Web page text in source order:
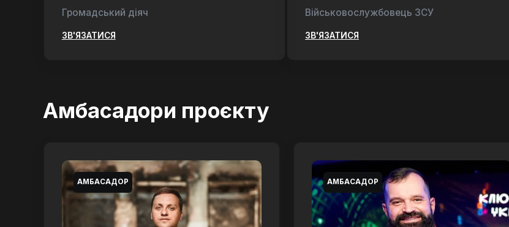
Громадський діяч
ЗВ'ЯЗАТИСЯ
Військовослужбовець ЗСУ
ЗВ'ЯЗАТИСЯ
Амбасадори проєкту
АМБАСАДОР АМБАСАДОР